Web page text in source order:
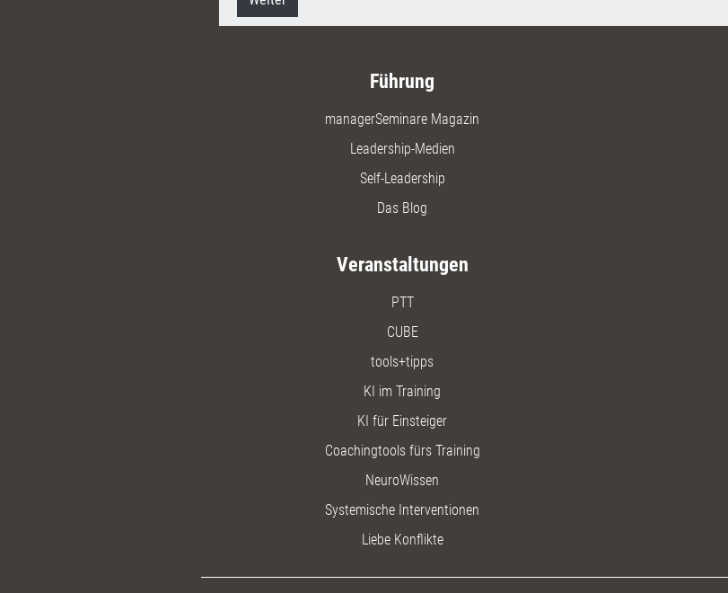
Führung
managerSeminare Magazin
Leadership-Medien
Self-Leadership
Das Blog
Veranstaltungen
PTT
CUBE
tools+tipps
KI im Training
KI für Einsteiger
Coachingtools fürs Training
NeuroWissen
Systemische Interventionen
Liebe Konflikte